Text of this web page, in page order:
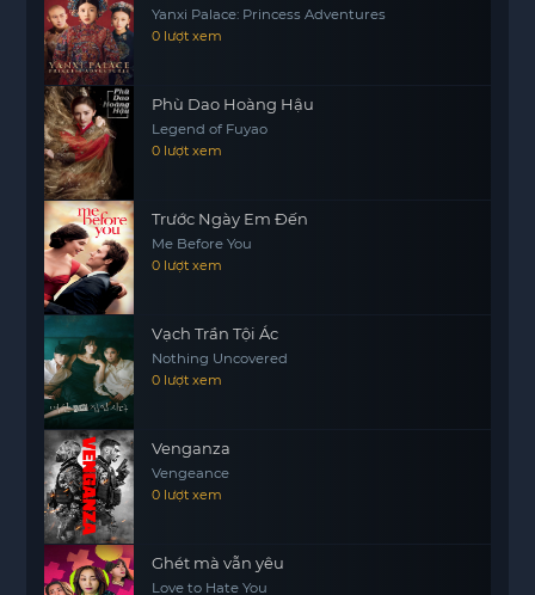
Yanxi Palace: Princess Adventures
0 lượt xem
Phù Dao Hoàng Hậu
Legend of Fuyao
0 lượt xem
Trước Ngày Em Đến
Me Before You
0 lượt xem
Vạch Trần Tội Ác
Nothing Uncovered
0 lượt xem
Venganza
Vengeance
0 lượt xem
Ghét mà vẫn yêu
Love to Hate You